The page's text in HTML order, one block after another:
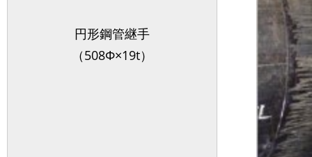
円形鋼管継手
（508Φ×19t）